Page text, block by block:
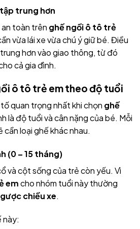
trung hơn
toàn trên ghế ngồi ô tô trẻ
vừa lái xe vừa chú ý giữ bé. Điều
hơn vào giao thông, từ đó
cả gia đình.
ô tô trẻ em theo độ tuổi
quan trọng nhất khi chọn ghế
là độ tuổi và cân nặng của bé. Mỗi
loại ghế khác nhau.
(0 – 15 tháng)
và cột sống của trẻ còn yếu. Vì
emcho nhóm tuổi này thường
chiều xe.
này: